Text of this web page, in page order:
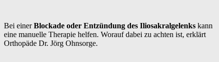
Bei einerBlockade oder Entzündung des Iliosakralgelenks kann
eine manuelle Therapie helfen. Worauf dabei zu achten ist, erklärt
Orthopäde Dr. Jörg Ohnsorge.